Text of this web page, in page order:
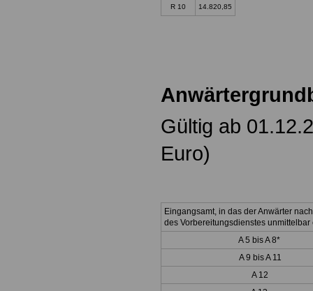
R 10 14.820,85
Gültig ab
Euro)
Eingangsamt, in das der Anwärter
des Vorbereitungsdienstes unmittelbar
A 5 bis A 8*
A 9 bis A 11
A 12